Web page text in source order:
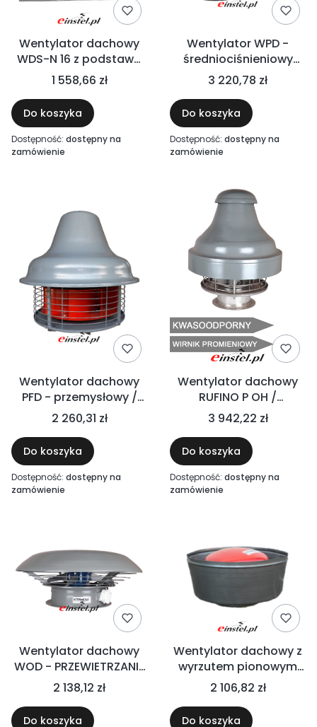
Wentylator dachowy
WDS-N 16 z podstawą
na komin lub dach
1 558,66 zł
Do koszyka
Dostępność: dostępny na
zamówienie
Wentylator WPD -
średniociśnieniowy
wentylator w wersji
dachowej lub
przyściennej - wyciągi
spalin, spawalnie
3 220,78 zł
Do koszyka
Dostępność: dostępny na
zamówienie
Wentylator dachowy
PFD - przemysłowy /
powietrze
zanieczyszczone
pyłami, oparami, sadzą
lub tłuszczem
2 260,31 zł
Do koszyka
Dostępność: dostępny na
zamówienie
Wentylator dachowy
RUFINO P OH /
KWASOODPORNY /
trudne warunki pracy
3 942,22 zł
Do koszyka
Dostępność: dostępny na
zamówienie
Wentylator dachowy
WOD - PRZEWIETRZANIE
HAL
2 138,12 zł
Do koszyka
Wentylator dachowy z
wyrzutem pionowym
WDSV
2 106,82 zł
Do koszyka